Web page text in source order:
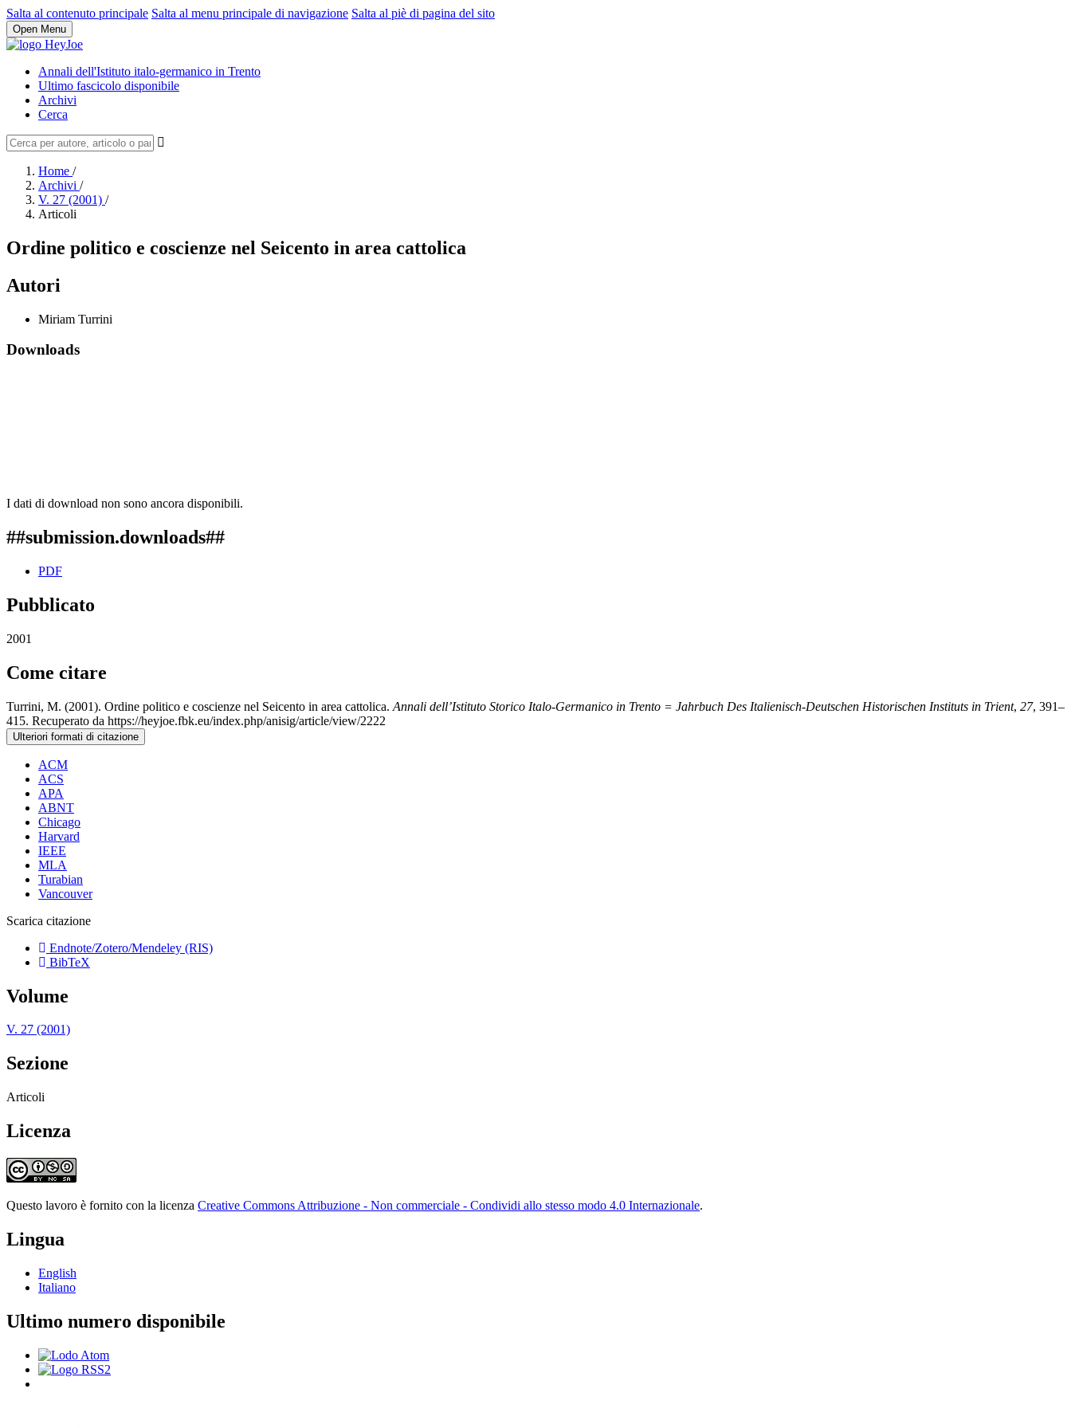
Salta al contenuto principale Salta al menu principale di navigazione Salta al piè di pagina del sito
Open Menu
Annali dell'Istituto italo-germanico in Trento
Ultimo fascicolo disponibile
Archivi
Cerca
Home /
Archivi /
V. 27 (2001) /
Articoli
Ordine politico e coscienze nel Seicento in area cattolica
Autori
Miriam Turrini
Downloads
I dati di download non sono ancora disponibili.
##submission.downloads##
PDF
Pubblicato
2001
Come citare
Turrini, M. (2001). Ordine politico e coscienze nel Seicento in area cattolica. Annali dell’Istituto Storico Italo-Germanico in Trento = Jahrbuch Des Italienisch-Deutschen Historischen Instituts in Trient, 27, 391–
415. Recuperato da https://heyjoe.fbk.eu/index.php/anisig/article/view/2222
Ulteriori formati di citazione
ACM
ACS
APA
ABNT
Chicago
Harvard
IEEE
MLA
Turabian
Vancouver
Scarica citazione
Endnote/Zotero/Mendeley (RIS)
BibTeX
Volume
V. 27 (2001)
Sezione
Articoli
Licenza
Questo lavoro è fornito con la licenza Creative Commons Attribuzione - Non commerciale - Condividi allo stesso modo 4.0 Internazionale.
Lingua
English
Italiano
Ultimo numero disponibile